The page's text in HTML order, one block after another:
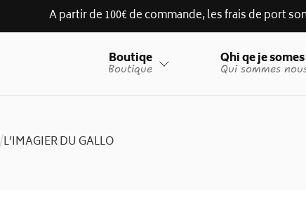
A partir de 100€ de commande, les frais de port
Boutiqe
Boutique
Qhi qe je somes
Qui sommes
/L’IMAGIER DU GALLO